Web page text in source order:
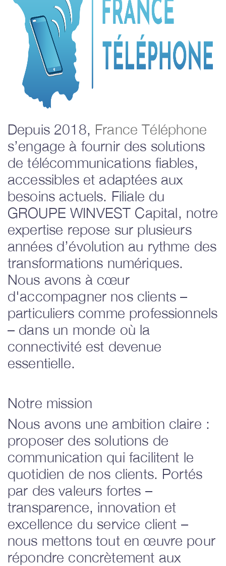
Depuis 2018, France Téléphone
s’engage à fournir des solutions
de télécommunications fiables,
accessibles et adaptées aux
besoins actuels. Filiale du
GROUPE WINVEST Capital, notre
expertise repose sur plusieurs
années d’évolution au rythme des
transformations numériques.
Nous avons à cœur
d'accompagner nos clients –
particuliers comme professionnels
– dans un monde où la
connectivité est devenue
essentielle.
Notre mission
Nous avons une ambition claire :
proposer des solutions de
communication qui facilitent le
quotidien de nos clients. Portés
par des valeurs fortes –
transparence, innovation et
excellence du service client –
nous mettons tout en œuvre pour
répondre concrètement aux